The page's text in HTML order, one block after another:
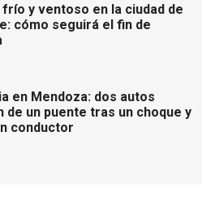
frío y ventoso en la ciudad de
cómo seguirá el fin de
en Mendoza: dos autos
de un puente tras un choque y
conductor